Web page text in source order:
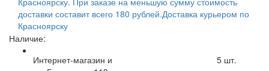
доставки составит всего 180 рублей.Доставка курьером по
Красноярску
Наличие:
Интернет-магазин и
5 шт.